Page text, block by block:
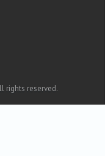
rights reserved.